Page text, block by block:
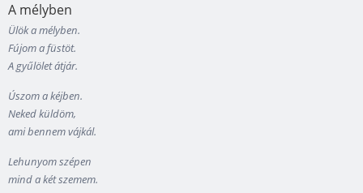
A mélyben
Ülök a mélyben.
Fújom a füstöt.
A gyűlölet átjár.
Úszom a kéjben.
Neked küldöm,
ami bennem vájkál.
Lehunyom szépen
mind a két szemem.